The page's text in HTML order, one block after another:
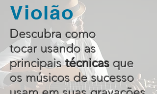
Violão
Descubra como
tocar usando as
principaistécnicas que
os músicos de sucesso